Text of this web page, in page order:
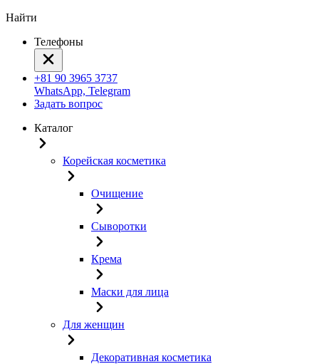
Найти
Телефоны
+81 90 3965 3737
WhatsApp, Telegram
Задать вопрос
Каталог
Корейская косметика
Очищение
Сыворотки
Крема
Маски для лица
Для женщин
Декоративная косметика